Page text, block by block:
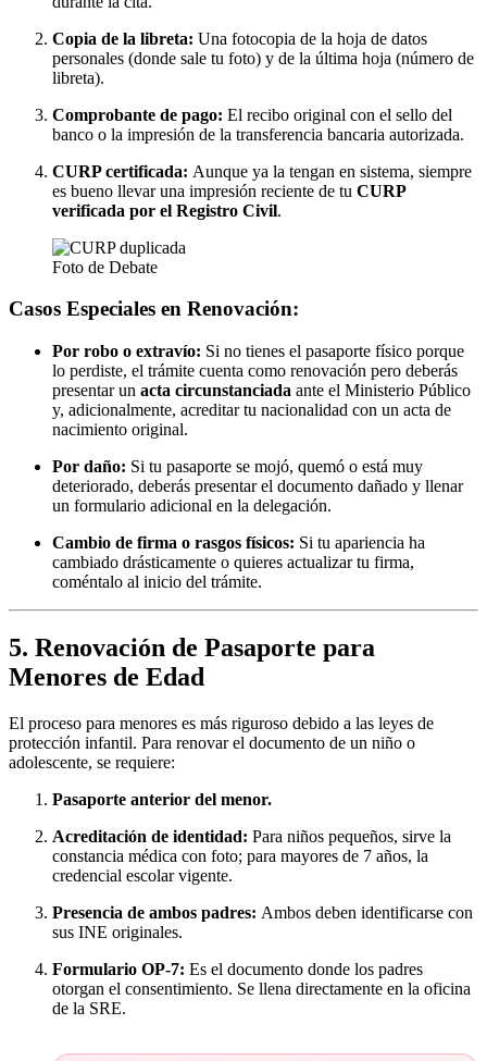
Copia de la libreta: Una fotocopia de la hoja de datos
personales (donde sale tu foto) y de la última hoja (número de
libreta).
Comprobante de pago: El recibo original con el sello del
banco o la impresión de la transferencia bancaria autorizada.
CURPcertificada: Aunque ya la tengan en sistema, siempre
es bueno llevar una impresión reciente de tu CURP
verificada por el Registro Civil.
Foto de Debate
Casos Especiales en Renovación:
Por robo o extravío: Si no tienes el pasaporte físico porque
lo perdiste, el trámite cuenta como renovación pero deberás
presentar un acta circunstanciada ante el Ministerio Público
y, adicionalmente, acreditar tu nacionalidad con un acta de
nacimiento original.
Por daño: Si tu pasaporte se mojó, quemó o está muy
deteriorado, deberás presentar el documento dañado y llenar
un formulario adicional en la delegación.
Cambio de firma o rasgos físicos: Si tu apariencia ha
cambiado drásticamente o quieres actualizar tu firma,
coméntalo al inicio del trámite.
5. Renovación de Pasaporte para
Menores de Edad
El proceso para menores es más riguroso debido a las leyes de
protección infantil. Para renovar el documento de un niño o
adolescente, se requiere:
Pasaporte anterior del menor.
Acreditación de identidad: Para niños pequeños, sirve la
constancia médica con foto; para mayores de 7 años, la
credencial escolar vigente.
Presencia de ambos padres: Ambos deben identificarse con
sus INE originales.
Formulario OP-7: Es el documento donde los padres
otorgan el consentimiento. Se llena directamente en la oficina
de la SRE.